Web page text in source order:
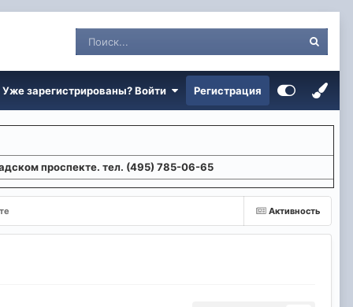
Уже зарегистрированы? Войти Регистрация
проспекте. тел. (495) 785-06-65
Активность